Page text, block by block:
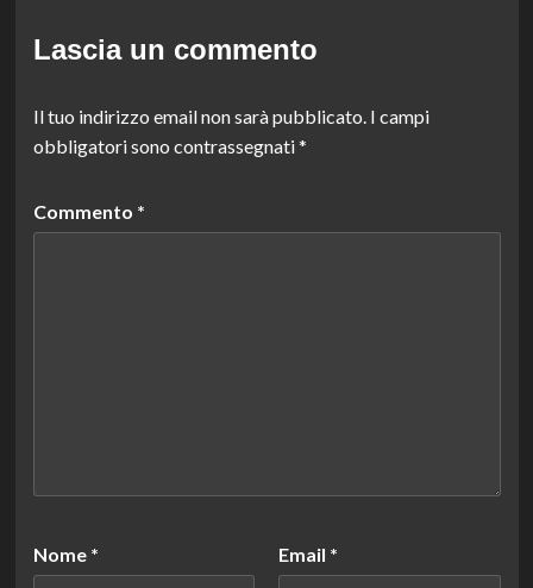
Lascia un commento
Il tuo indirizzo email non sarà pubblicato. I campi
obbligatori sono contrassegnati*
Commento *
Nome * Email *